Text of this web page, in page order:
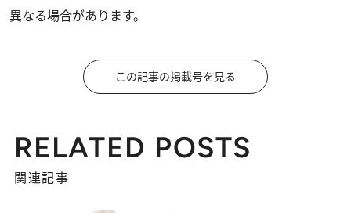
異なる場合があります。
この記事の掲載号を見る
RELATED POSTS
関連記事